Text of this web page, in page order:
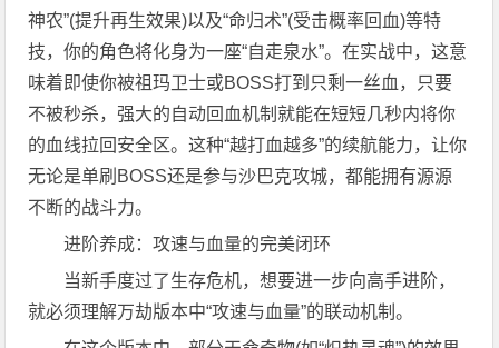
神农”(提升再生效果)以及“命归术”(受击概率回血)等特
技，你的角色将化身为一座“自走泉水”。在实战中，这意
味着即使你被祖玛卫士或BOSS打到只剩一丝血，只要
不被秒杀，强大的自动回血机制就能在短短几秒内将你
的血线拉回安全区。这种“越打血越多”的续航能力，让你
无论是单刷BOSS还是参与沙巴克攻城，都能拥有源源
不断的战斗力。
进阶养成：攻速与血量的完美闭环
当新手度过了生存危机，想要进一步向高手进阶，
就必须理解万劫版本中“攻速与血量”的联动机制。